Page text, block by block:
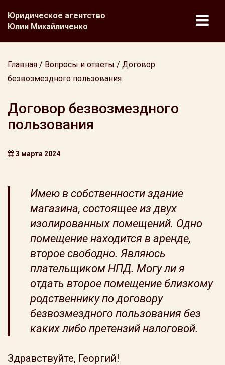
Юридическое агентство
Юлии Михайличенко
Главная / Вопросы и ответы / Договор
безвозмездного пользования
Договор безвозмездного
пользования
3 марта 2024
Имею в собственности здание
магазина, состоящее из двух
изолированных помещений. Одно
помещение находится в аренде,
второе свободно. Являюсь
плательщиком НПД. Могу ли я
отдать второе помещение близкому
родственнику по договору
безвозмездного пользования без
каких либо претензий налоговой.
Здравствуйте, Георгий!